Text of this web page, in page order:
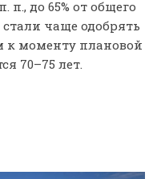
п., до 65% от общего
чаще одобрять
к моменту плановой
70–75 лет.